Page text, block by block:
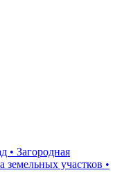
• Загородная
участков •